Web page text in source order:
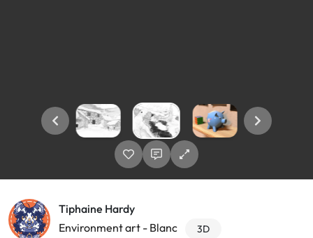
Tiphaine Hardy
Environment art - Blanc
3D